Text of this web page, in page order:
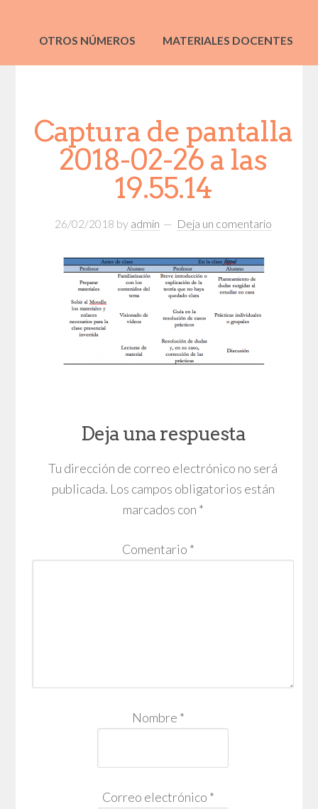
OTROS NÚMEROS MATERIALES DOCENTES
Captura de pantalla
2018-02-26 a las
19.55.14
26/02/2018 by admin Deja un comentario
Deja una respuesta
Tu dirección de correo electrónico no será
publicada. Los campos obligatorios están
marcados con *
Comentario *
Nombre *
Correo electrónico *